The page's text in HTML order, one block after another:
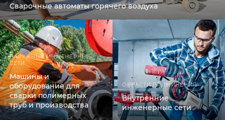
Сварочные автоматы горячего воздуха
НАРУЖНЫЕ ИНЖЕНЕРНЫЕ
СЕТИ
Машины и
оборудование для
сварки полимерных
труб и производства
отводов
ОБЛАСТИ ПРИМИНЕНИЯ
Внутренние
инженерные сети